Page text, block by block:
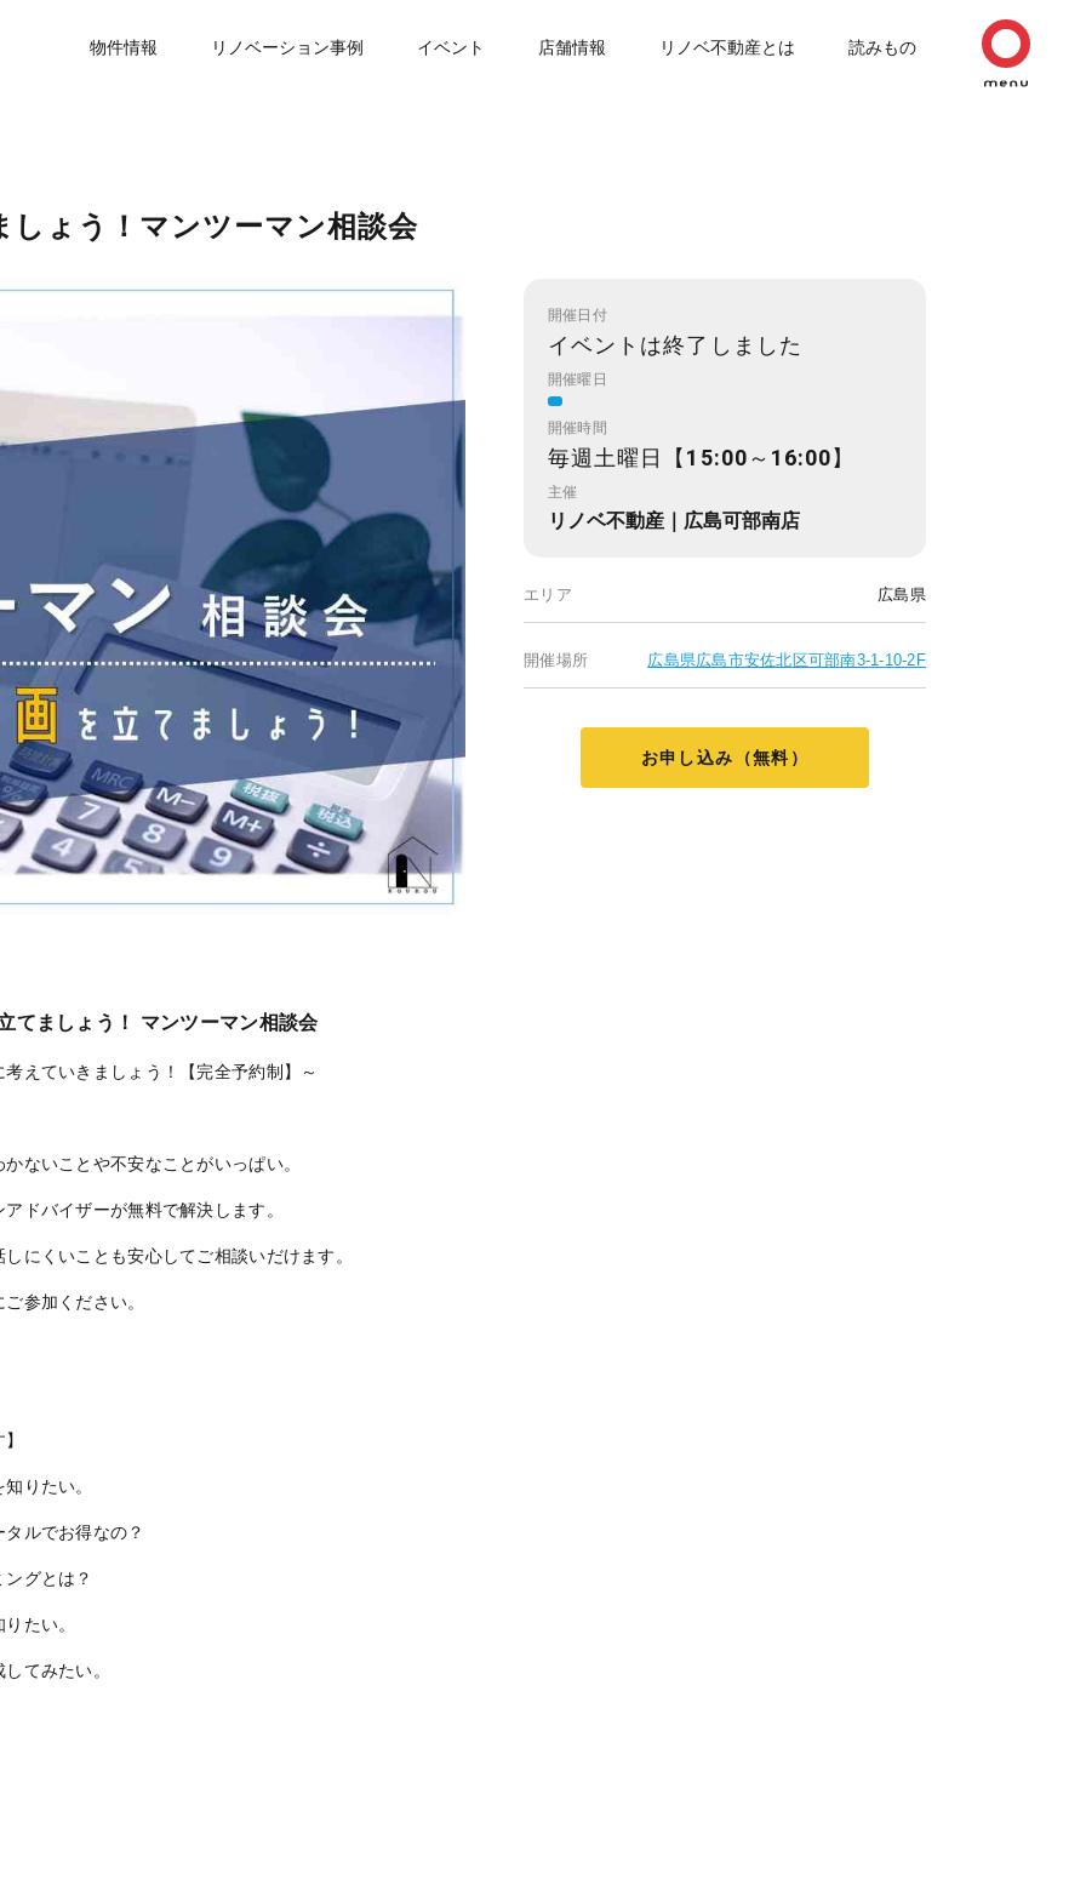
物件情報 リノベーション事例 イベント 店舗情報 リノベ不動産とは 読みもの
しょう！マンツーマン相談会
開催日付
イベントは終了しました
開催曜日
開催時間
毎週土曜日【15:00～16:00】
主催
リノベ不動産｜広島可部南店
エリア 広島県
開催場所 広島県広島市安佐北区可部南3-1-10-2F
お申し込み（無料）
てましょう！ マンツーマン相談会
えていきましょう！【完全予約制】～
ないことや不安なことがいっぱい。
ドバイザーが無料で解決します。
にくいことも安心してご相談いだけます。
参加ください。
りたい。
ルでお得なの？
グとは？
たい。
てみたい。